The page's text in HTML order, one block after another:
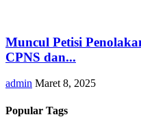
Muncul Petisi
CPNS dan...
admin Maret 8, 2025
Popular Tags